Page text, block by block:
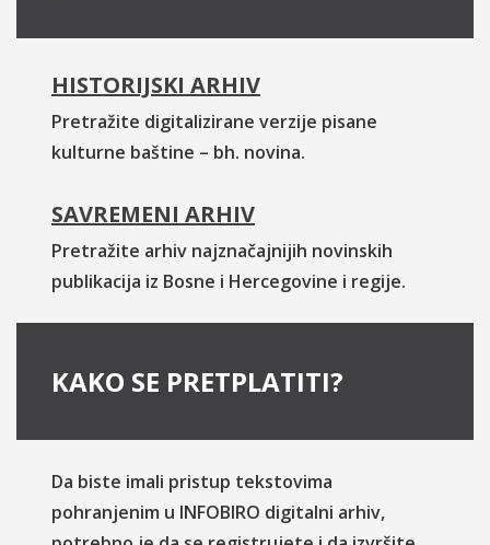
HISTORIJSKI ARHIV
Pretražite digitalizirane verzije pisane
kulturne baštine – bh. novina.
SAVREMENI ARHIV
Pretražite arhiv najznačajnijih novinskih
publikacija iz Bosne i Hercegovine i regije.
KAKO SE PRETPLATITI?
Da biste imali pristup tekstovima
pohranjenim u INFOBIRO digitalni arhiv,